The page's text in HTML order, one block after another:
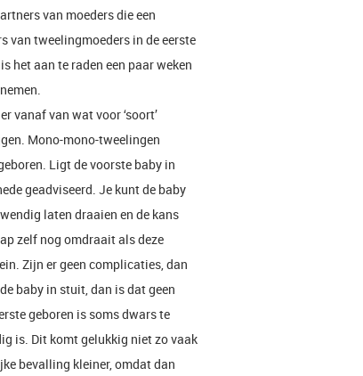
van moeders die een
van tweelingmoeders in de eerste
het aan te raden een paar weken
vanaf van wat voor ‘soort’
Mono-mono-tweelingen
Ligt de voorste baby in
geadviseerd. Je kunt de baby
laten draaien en de kans
zelf nog omdraait als deze
Zijn er geen complicaties, dan
baby in stuit, dan is dat geen
geboren is soms dwars te
is. Dit komt gelukkig niet zo vaak
bevalling kleiner, omdat dan